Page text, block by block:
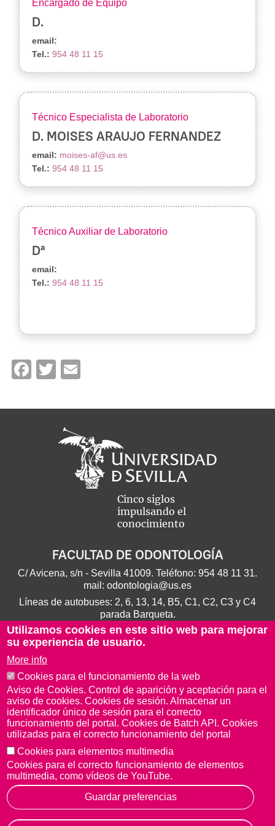
Encargado de Equipo
D.
email:
Tel.: 954 48 11 15
Técnico Especialista de Laboratorio
D. MOISES ARAUJO FERNANDEZ
email: moises-af@us.es
Tel.: 954 48 11 15
Técnico Auxiliar de Laboratorio
Dª
email:
Tel.: 954 48 11 15
Facebook
Twitter
Cinco siglos
impulsando el
conocimiento
FACULTAD DE ODONTOLOGÍA
C/ Avicena, s/n - Sevilla 41009. Teléfono: 954 48 11 31.
mail: odontologia@us.es
Líneas de autobuses: 2, 6, 13, 14, B5, C1, C2, C3 y C4
parada Barqueta.
Aviso Legal Protección de datos
© Copyright 2022 Universidad de Sevilla
Utilizamos cookies en este sitio web para mejorar
su experiencia de usuario.
More info
Cookies para el funcionamiento de la web
Aviso de Cookies. Control de aparición y aceptación para el
aviso de cookies. Cookies de sesión. Almacenar un
identificador único de sesión para el correcto
funcionamiento del portal. Cookies de Batch API. Cookies
utilizadas para el correcto funcionamiento del portal
Cookies para elementos multimedia
Cookies para el correcto funcionamiento de elementos
multimedia, como vídeos de YouTube.
Guardar preferencias